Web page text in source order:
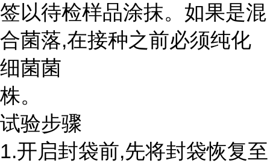
签以待检样品涂抹。如果是混
合菌落,在接种之前必须纯化
细菌菌
株。
试验步骤
1.开启封袋前,先将封袋恢复至